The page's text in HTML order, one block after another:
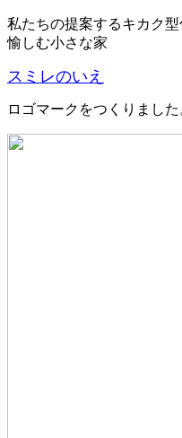
私たちの提案するキカク
愉しむ小さな家
スミレのいえ
ロゴマークをつくりました